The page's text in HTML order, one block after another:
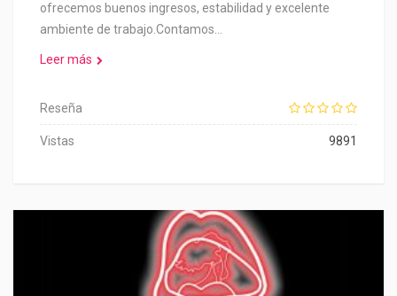
ofrecemos buenos ingresos, estabilidad y excelente
ambiente de trabajo.Contamos…
Leer más
Reseña
Vistas 9891